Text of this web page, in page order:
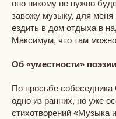
оно никому не нужно
завожу музыку, для
ездить в дом отдыха в
Максимум, что там
Об «уместности» поэзии​
По просьбе собеседника
одно из ранних, но уже
стихотворений «Музыка